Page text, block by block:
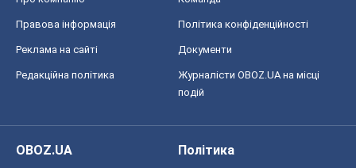
Правова інформація Політика конфіденційності
Реклама на сайті Документи
Редакційна політика
Журналісти OBOZ.UA на місці
подій
OBOZ.UA
Політика